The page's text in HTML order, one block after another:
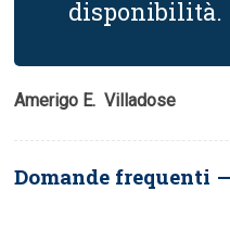
disponibilità.
Amerigo E.  Villadose
Domande frequenti